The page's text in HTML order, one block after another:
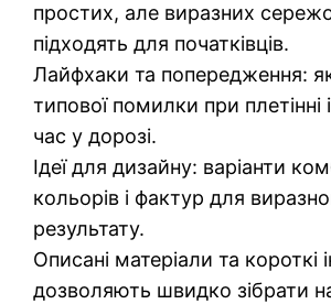
простих, але виразних
підходять для початківців.
Лайфхаки та попередження:
типової помилки при плетінні
час у дорозі.
Ідеї для дизайну: варіанти
кольорів і фактур для
результату.
Описані матеріали та короткі
дозволяють швидко зібрати